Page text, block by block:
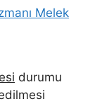
Melek
durumu